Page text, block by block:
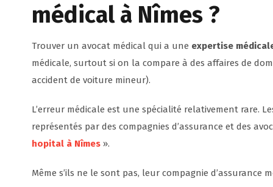
médical à Nîmes ?
Trouver un avocat médical qui a une expertise
médicale, surtout si on la compare à des affaires de
accident de voiture mineur).
L’erreur médicale est une spécialité relativement rare.
représentés par des compagnies d’assurance et des
hopital à Nîmes ».
Même s’ils ne le sont pas, leur compagnie